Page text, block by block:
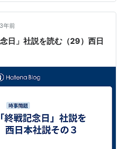
るるのが、国家に忠なる所以
といふと豊田は『今日になって
りょうしょう）願ひたい。た
三国条約における軍事上の援助
外交上の手段によってこれを
3年前
日」社説を読む（29）西日